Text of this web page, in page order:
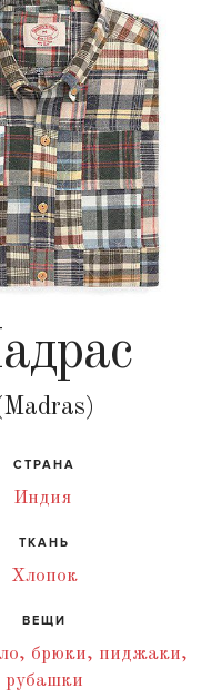
СТРАНА
Индия
ТКАНЬ
Хлопок
ВЕЩИ
брюки, пиджаки,
рубашки